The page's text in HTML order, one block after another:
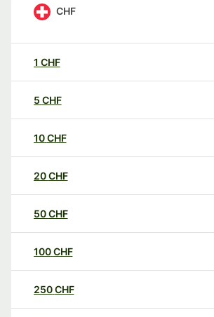
CHF
1 CHF
5 CHF
10CHF
20CHF
50CHF
100CHF
250CHF